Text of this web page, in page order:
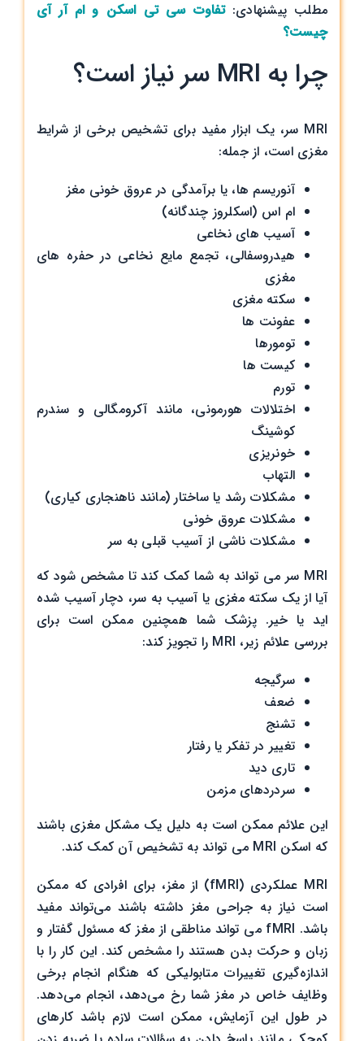
مطلب پیشنهادی:تفاوت سی تی اسکن و ام آر آی
چیست؟
چرا به MRI سر نیاز است؟
MRI سر، یک ابزار مفید برای تشخیص برخی از شرایط
مغزی است، از جمله:
آنوریسم ها، یا برآمدگی در عروق خونی مغز
ام اس (اسکلروز چندگانه)
آسیب های نخاعی
هیدروسفالی، تجمع مایع نخاعی در حفره های
مغزی
سکته مغزی
عفونت ها
تومورها
کیست ها
تورم
اختلالات هورمونی، مانند آکرومگالی و سندرم
کوشینگ
خونریزی
التهاب
مشکلات رشد یا ساختار (مانند ناهنجاری کیاری)
مشکلات عروق خونی
مشکلات ناشی از آسیب قبلی به سر
MRI سر می تواند به شما کمک کند تا مشخص شود که
آیا از یک سکته مغزی یا آسیب به سر، دچار آسیب شده
اید یا خیر. پزشک شما همچنین ممکن است برای
بررسی علائم زیر، MRI را تجویز کند:
سرگیجه
ضعف
تشنج
تغییر در تفکر یا رفتار
تاری دید
سردردهای مزمن
این علائم ممکن است به دلیل یک مشکل مغزی باشند
که اسکن MRI می تواند به تشخیص آن کمک کند.
MRI عملکردی (fMRI) از مغز، برای افرادی که ممکن
است نیاز به جراحی مغز داشته باشند می‌تواند مفید
باشد. fMRI می تواند مناطقی از مغز که مسئول گفتار و
زبان و حرکت بدن هستند را مشخص کند. این کار را با
اندازه‌گیری تغییرات متابولیکی که هنگام انجام برخی
وظایف خاص در مغز شما رخ می‌دهد، انجام می‌دهد.
در طول این آزمایش، ممکن است لازم باشد کارهای